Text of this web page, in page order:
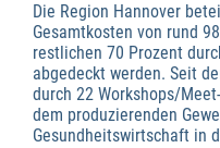
Die Region Hannover
Gesamtkosten von rund
restlichen 70 Prozent
abgedeckt werden. Seit
durch 22 Workshops/
dem produzierenden
Gesundheitswirtschaft in